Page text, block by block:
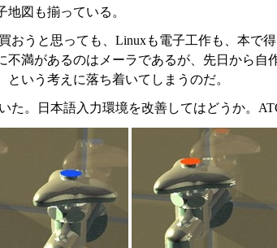
図も揃っている。
おうと思っても、Linuxも電子工作も、本で
不満があるのはメーラであるが、先日から
という考えに落ち着いてしまうのだ。
た。日本語入力環境を改善してはどうか。